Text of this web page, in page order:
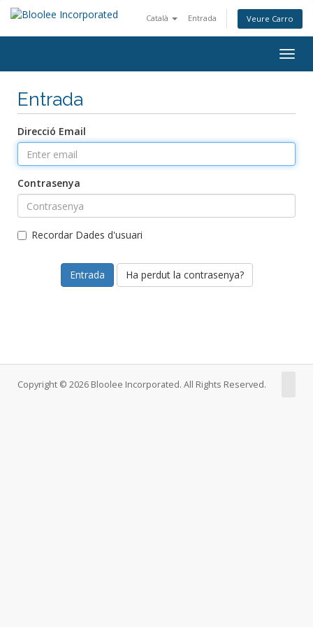
Català Entrada Veure Carro
Entrada
Direcció Email
Contrasenya
Recordar Dades d'usuari
Ha perdut la contrasenya?
Copyright © 2026 Bloolee Incorporated. All Rights Reserved.